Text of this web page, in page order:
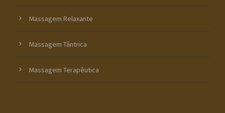
Massagem Relaxante
Massagem Tântrica
Massagem Terapêutica